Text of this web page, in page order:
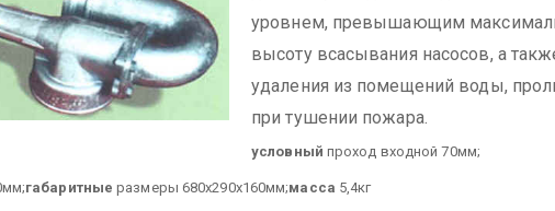
уровнем, превышающим
высоту всасывания насосов, а
удаления из помещений воды,
при тушении пожара.
условный проход входной 70мм;
габаритные размеры 680х290х160мм;масса 5,4кг